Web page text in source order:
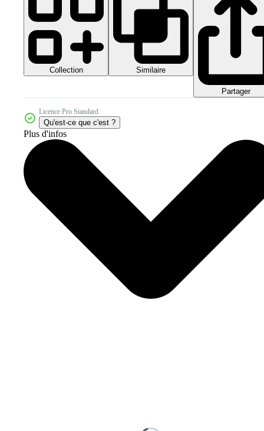
Collection Similaire
Partager
Licence Pro Standard
Qu'est-ce que c'est ?
Plus d'infos